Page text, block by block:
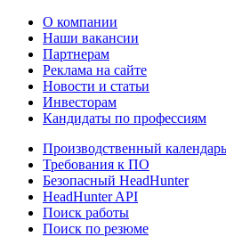
О компании
Наши вакансии
Партнерам
Реклама на сайте
Новости и статьи
Инвесторам
Кандидаты по профессиям
Производственный календарь
Требования к ПО
Безопасный HeadHunter
HeadHunter API
Поиск работы
Поиск по резюме